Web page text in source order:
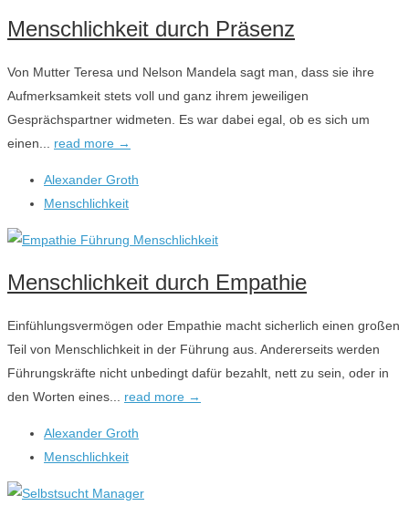
Menschlichkeit durch Präsenz
Von Mutter Teresa und Nelson Mandela sagt man, dass sie ihre
Aufmerksamkeit stets voll und ganz ihrem jeweiligen
Gesprächspartner widmeten. Es war dabei egal, ob es sich um
einen... read more →
Alexander Groth
Menschlichkeit
Menschlichkeit durch Empathie
Einfühlungsvermögen oder Empathie macht sicherlich einen großen
Teil von Menschlichkeit in der Führung aus. Andererseits werden
Führungskräfte nicht unbedingt dafür bezahlt, nett zu sein, oder in
den Worten eines... read more →
Alexander Groth
Menschlichkeit